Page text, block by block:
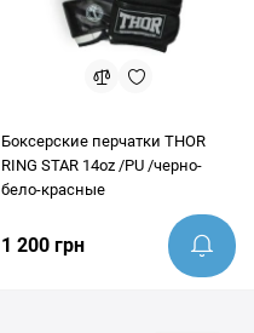
Боксерские перчатки THOR
RING STAR 14oz /PU /черно-
бело-красные
1 200 грн